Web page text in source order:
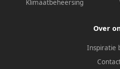
Klimaatbeheersing
Over
Inspiratie